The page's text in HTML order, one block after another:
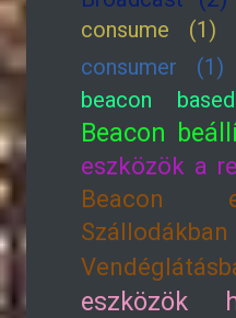
consume (1)
consumer (1)
beacon
Beacon
eszközök a
Beacon
eszközök